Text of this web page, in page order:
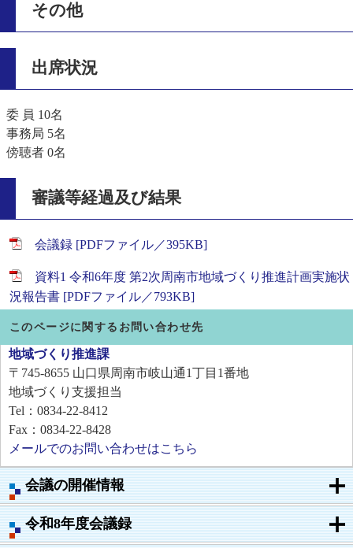
会議の開催情報
令和8年度会議録
その他
出席状況
委 員 10名
事務局 5名
傍聴者 0名
審議等経過及び結果
会議録 [PDFファイル／395KB]
資料1 令和6年度 第2次周南市地域づくり推進計画実施状
況報告書 [PDFファイル／793KB]
このページに関するお問い合わせ先
地域づくり推進課
〒745-8655 山口県周南市岐山通1丁目1番地
地域づくり支援担当
Tel：0834-22-8412
Fax：0834-22-8428
メールでのお問い合わせはこちら